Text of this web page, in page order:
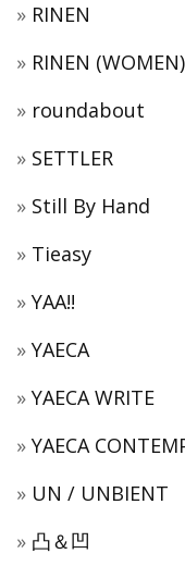
RINEN
RINEN (WOMEN)
roundabout
SETTLER
Still By Hand
Tieasy
YAA!!
YAECA
YAECA WRITE
YAECA
UN / UNBIENT
凸＆凹